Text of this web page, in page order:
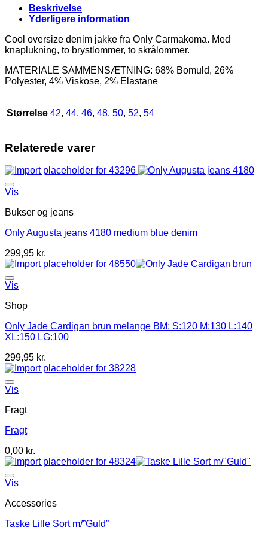
BM:
42:125
46:135
48:140
52:150
54:155
529,95
Beskrivelse
Yderligere information
Cool oversize denim jakke fra Only Carmakoma. Med
knaplukning, to brystlommer, to skrålommer.
MATERIALE SAMMENSÆTNING: 68% Bomuld, 26%
Polyester, 4% Viskose, 2% Elastane
Størrelse 42, 44, 46, 48, 50, 52, 54
Relaterede varer
Vis
Bukser og jeans
Only Augusta jeans 4180 medium blue denim
299,95 kr.
Vis
Shop
Only Jade Cardigan brun melange BM: S:120 M:130 L:140
XL:150 LG:100
299,95 kr.
Vis
Fragt
Fragt
0,00 kr.
Vis
Accessories
Taske Lille Sort m/”Guld”